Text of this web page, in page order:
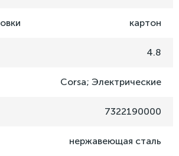
картон
4.8
Corsa; Электрические
7322190000
нержавеющая сталь